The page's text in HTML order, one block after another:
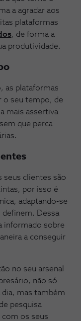
a agradar aos
plataformas
, de forma a
produtividade.
as plataformas
o seu tempo, de
mais assertiva
que perca
seus clientes são
por isso é
adaptando-se
Dessa
informado sobre
a conseguir
no seu arsenal
não só
dia, mas também
pesquisa
com os seus